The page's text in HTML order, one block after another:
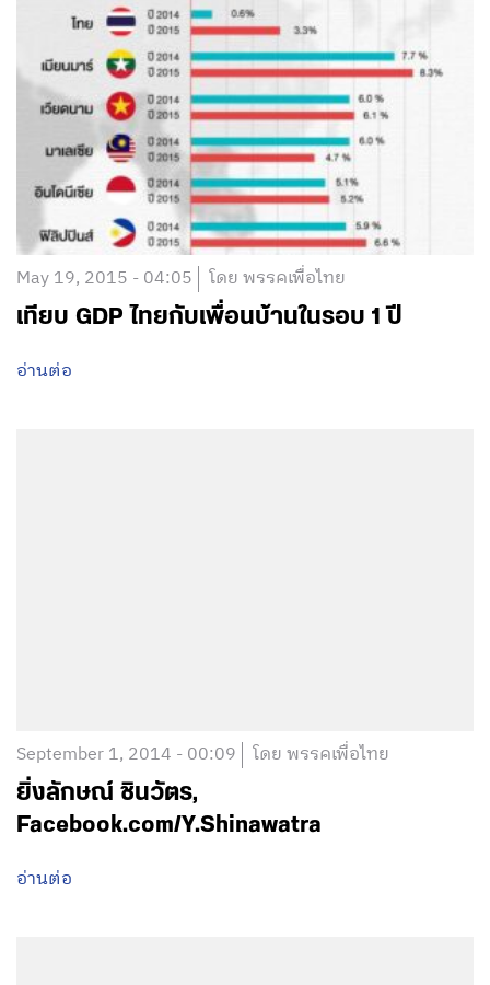
May 19, 2015 - 04:05 โดย พรรคเพื่อไทย
เทียบ GDP ไทยกับเพื่อนบ้านในรอบ 1 ปี
อ่านต่อ
September 1, 2014 - 00:09 โดย พรรคเพื่อไทย
ยิ่งลักษณ์ ชินวัตร,
Facebook.com/Y.Shinawatra
อ่านต่อ